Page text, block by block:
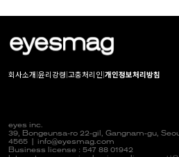
회사소개 윤리강령 고충처리인 개인정보처리방침
eyes inc.
39, Bongeunsa-ro 22-gil, Gangnam-gu,
4565
info@eyesmag.com
Business license : 547 88 01942